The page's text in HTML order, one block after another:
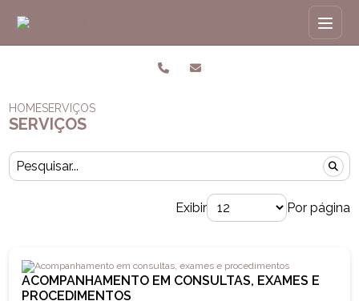
HOMESERVIÇOS
SERVIÇOS
Exibir Por página
ACOMPANHAMENTO EM CONSULTAS, EXAMES E
PROCEDIMENTOS